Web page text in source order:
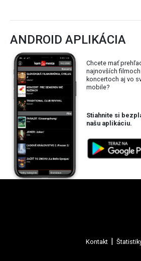
ANDROID APLIKÁCIA
Chcete mať
najnovších
koncertoch aj vo
mobile?
Stiahnite si
našu aplikáciu.
Kontakt